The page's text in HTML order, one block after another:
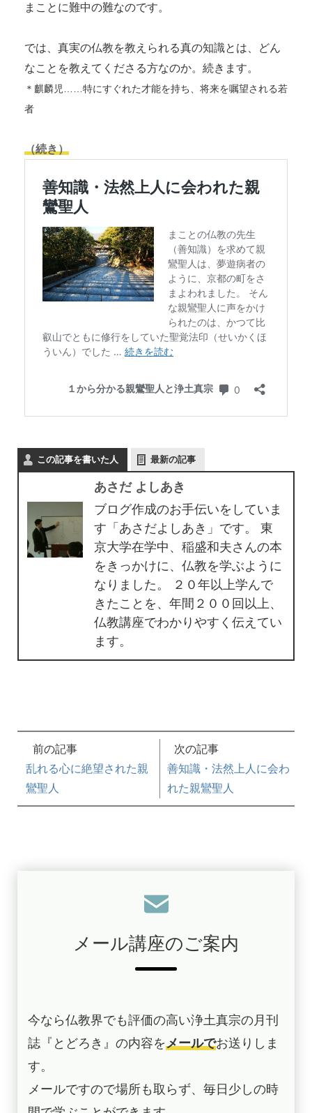
まことに難中の難なのです。
では、真実の仏教を教えられる真の知識とは、どん
なことを教えてくださる方なのか。続きます。
＊麒麟児……特にすぐれた才能を持ち、将来を嘱望される若
者
（続き）
この記事を書いた人 最新の記事
あさだ よしあき
ブログ作成のお手伝いをしていま
す「あさだよしあき」です。 東
京大学在学中、稲盛和夫さんの本
をきっかけに、仏教を学ぶように
なりました。 ２０年以上学んで
きたことを、年間２００回以上、
仏教講座でわかりやすく伝えてい
ます。
前の記事
乱れる心に絶望された親
鸞聖人
次の記事
善知識・法然上人に会わ
れた親鸞聖人
メール講座のご案内
今なら仏教界でも評価の高い浄土真宗の月刊
誌『とどろき』の内容をメールでお送りしま
す。
メールですので場所も取らず、毎日少しの時